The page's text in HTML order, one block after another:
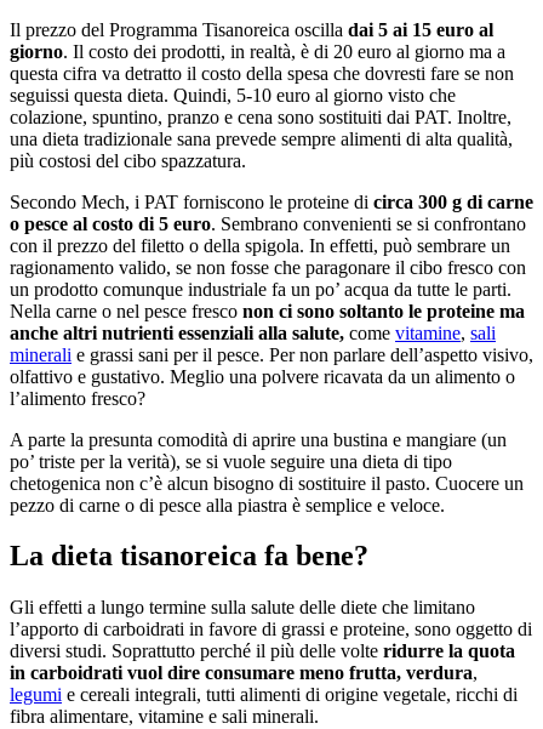
Il prezzo del Programma Tisanoreica oscilla dai 5 ai 15 euro al
giorno. Il costo dei prodotti, in realtà, è di 20 euro al giorno ma a
questa cifra va detratto il costo della spesa che dovresti fare se non
seguissi questa dieta. Quindi, 5-10 euro al giorno visto che
colazione, spuntino, pranzo e cena sono sostituiti dai PAT. Inoltre,
una dieta tradizionale sana prevede sempre alimenti di alta qualità,
più costosi del cibo spazzatura.
Secondo Mech, i PAT forniscono le proteine di circa 300 g di carne
o pesce al costo di 5 euro. Sembrano convenienti se si confrontano
con il prezzo del filetto o della spigola. In effetti, può sembrare un
ragionamento valido, se non fosse che paragonare il cibo fresco con
un prodotto comunque industriale fa un po’ acqua da tutte le parti.
Nella carne o nel pesce fresco non ci sono soltanto le proteine ma
anche altri nutrienti essenziali alla salute, come vitamine, sali
minerali e grassi sani per il pesce. Per non parlare dell’aspetto visivo,
olfattivo e gustativo. Meglio una polvere ricavata da un alimento o
l’alimento fresco?
A parte la presunta comodità di aprire una bustina e mangiare (un
po’ triste per la verità), se si vuole seguire una dieta di tipo
chetogenica non c’è alcun bisogno di sostituire il pasto. Cuocere un
pezzo di carne o di pesce alla piastra è semplice e veloce.
La dieta tisanoreica fa bene?
Gli effetti a lungo termine sulla salute delle diete che limitano
l’apporto di carboidrati in favore di grassi e proteine, sono oggetto di
diversi studi. Soprattutto perché il più delle volte ridurre la quota
in carboidrati vuol dire consumare meno frutta, verdura,
legumi e cereali integrali, tutti alimenti di origine vegetale, ricchi di
fibra alimentare, vitamine e sali minerali.